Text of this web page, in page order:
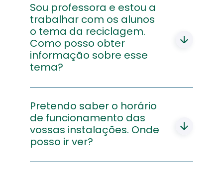
Reciclagematendimento@linhadareciclagem.pt
e mencionar as quantidades pretendidas.
Sou professora e estou a
trabalhar com os alunos
o tema da reciclagem.
Como posso obter
informação sobre esse
tema?
comunicação e sensibilização,
nomeadamente folhetos, e para o efeito
deve enviar umemailpara a Linha da
Reciclagematendimento@linhadareciclagem.pt
mencionar as quantidades pretendidas.
Pretendo saber o horário
de funcionamento das
vossas instalações. Onde
posso ir ver?